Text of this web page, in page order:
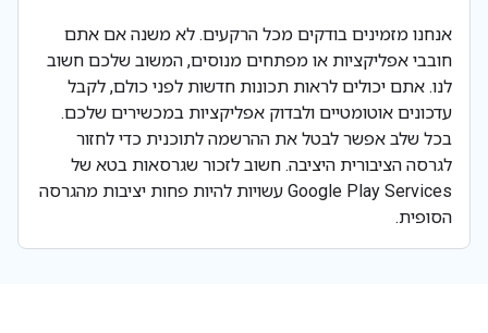
אנחנו מזמינים בודקים מכל הרקעים. לא משנה אם אתם
חובבי אפליקציות או מפתחים מנוסים, המשוב שלכם חשוב
לנו. אתם יכולים לראות תכונות חדשות לפני כולם, לקבל
עדכונים אוטומטיים ולבדוק אפליקציות במכשירים שלכם.
בכל שלב אפשר לבטל את ההרשמה לתוכנית כדי לחזור
לגרסה הציבורית היציבה. חשוב לזכור שגרסאות בטא של
Google Play Services עשויות להיות פחות יציבות מהגרסה
הסופית.